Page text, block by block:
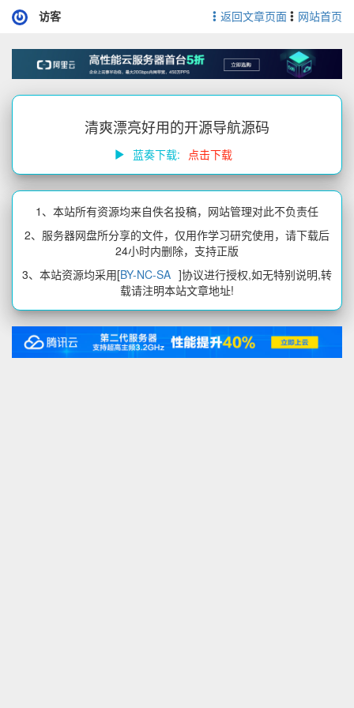
访客 返回文章页面 网站首页
清爽漂亮好用的开源导航源码
蓝奏下载: 点击下载
1、本站所有资源均来自佚名投稿，网站管理对此不负责任
2、服务器网盘所分享的文件，仅用作学习研究使用，请下载后
24小时内删除，支持正版
3、本站资源均采用[BY-NC-SA ]协议进行授权,如无特别说明,转
载请注明本站文章地址!